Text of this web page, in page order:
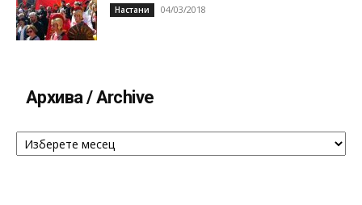
Настани 04/03/2018
Архива / Archive
Архива